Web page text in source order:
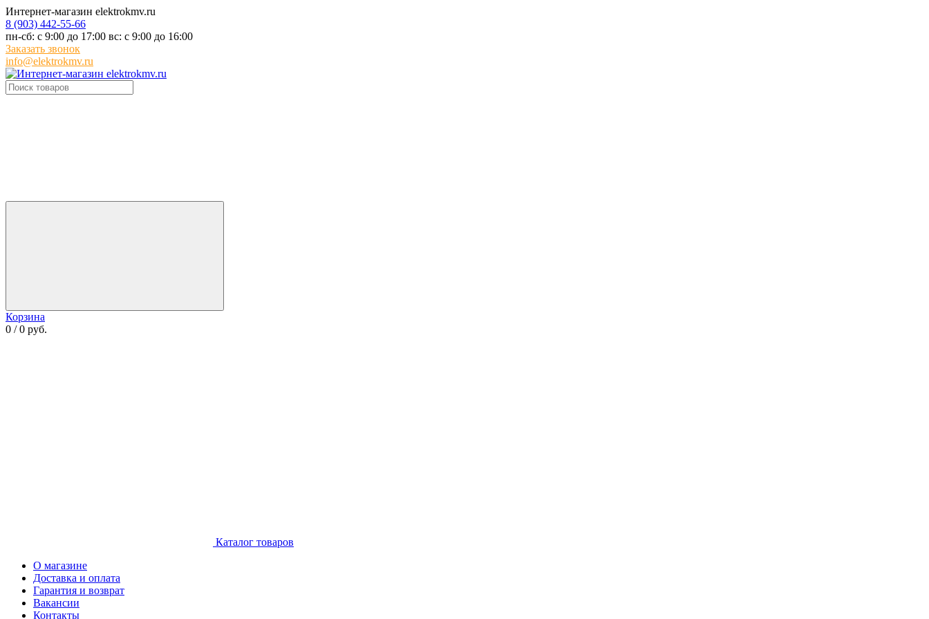
Интернет-магазин elektrokmv.ru
8 (903) 442-55-66
пн-сб: с 9:00 до 17:00 вс: с 9:00 до 16:00
Заказать звонок
info@elektrokmv.ru
Корзина
0 / 0 руб.
Каталог товаров
О магазине
Доставка и оплата
Гарантия и возврат
Вакансии
Контакты